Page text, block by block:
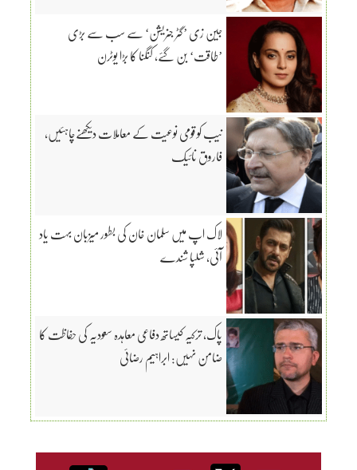
جین زی ’گٹر جنریشن‘ سے سب سے بڑی
’طاقت‘ بن گئے، کنگنا کا بڑا یوٹرن
نیب کو قومی نوعیت کے معاملات دیکھنےچاہئیں،
فاروق نائیک
لاک اپ میں سلمان خان کی بطور میزبان بہت یاد
آئی، شلپا شندے
پاک، ترکیہ کیساتھ دفاعی معاہدہ سعودیہ کی حفاظت کا
ضامن نہیں: ابراہیم رضائی